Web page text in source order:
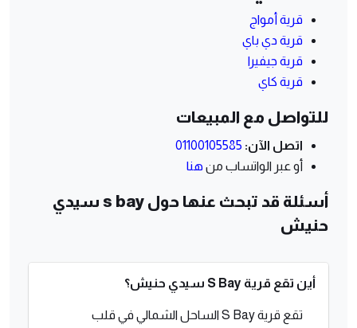
قرية أمواج
قرية دي باي
قرية جيفيرا
قرية كاي
للتواصل مع المبيعات
اتصل الآن: 01100105585
أو عبر الواتساب من هنا
أسئلة قد تبحث عنها حول s bay سيدي
حنيش
أين تقع قرية S Bay سيدي حنيش؟
تقع قرية S Bay الساحل الشمالي في قلب